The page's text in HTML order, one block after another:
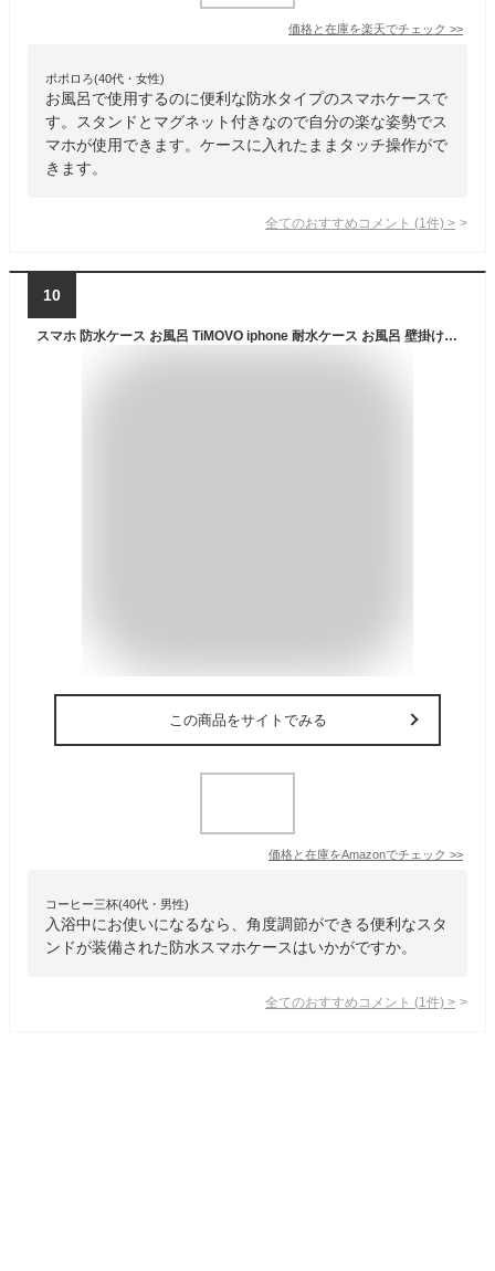
価格と在庫を楽天でチェック >>
ポポロろ(40代・女性)
お風呂で使用するのに便利な防水タイプのスマホケースで
す。スタンドとマグネット付きなので自分の楽な姿勢でス
マホが使用できます。ケースに入れたままタッチ操作がで
きます。
全てのおすすめコメント (1 件) >
10
スマホ 防水ケース お風呂 TiMOVO iphone 耐水ケース お風呂 壁掛け スタンド 7インチ以下スマホ対応 スマホホルダー 360°回転 角度調整可能 自立可能 卓上 貼り付けシール3枚付き 顔認証 高感度タッチ 伸縮式スタンド 強力粘着 防塵 携帯 浴室 キッチン 洗面所 ラック トイレ 白
この商品をサイトでみる
価格と在庫をAmazonでチェック >>
コーヒー三杯(40代・男性)
入浴中にお使いになるなら、角度調節ができる便利なスタ
ンドが装備された防水スマホケースはいかがですか。
全てのおすすめコメント (1 件) >